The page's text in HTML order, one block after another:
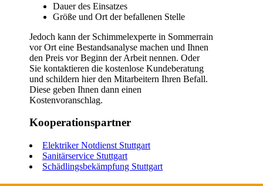
Dauer des Einsatzes
Größe und Ort der befallenen Stelle
Jedoch kann der Schimmelexperte in Sommerrain
vor Ort eine Bestandsanalyse machen und Ihnen
den Preis vor Beginn der Arbeit nennen. Oder
Sie kontaktieren die kostenlose Kundeberatung
und schildern hier den Mitarbeitern Ihren Befall.
Diese geben Ihnen dann einen
Kostenvoranschlag.
Kooperationspartner
Elektriker Notdienst Stuttgart
Sanitärservice Stuttgart
Schädlingsbekämpfung Stuttgart